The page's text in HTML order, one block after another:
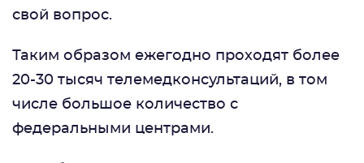
свой вопрос.
Таким образом ежегодно проходят более
20-30 тысяч телемедконсультаций, в том
числе большое количество с
федеральными центрами.